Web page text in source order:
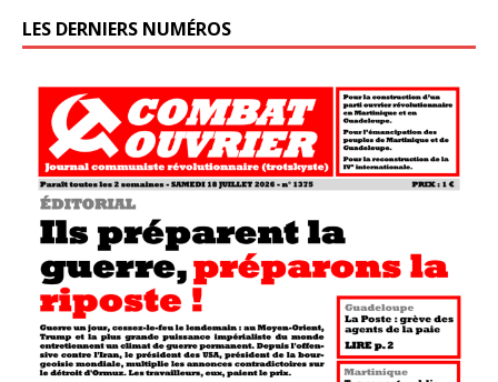
LES DERNIERS NUMÉROS